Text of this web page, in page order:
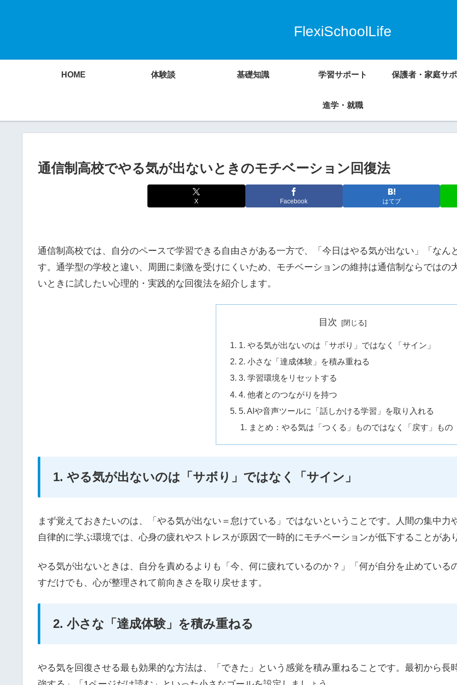
FlexiSchoolLife
HOME 体験談 基礎知識 学習サポート 保護者・家庭サ
進学・就職
通信制高校でやる気が出ないときのモチベーション回復法
X Facebook はてブ
通信制高校では、自分のペースで学習できる自由さがある一方で、「今日はやる気が出ない」「な
す。通学型の学校と違い、周囲に刺激を受けにくいため、モチベーションの維持は通信制ならでは
いときに試したい心理的・実践的な回復法を紹介します。
目次
1. やる気が出ないのは「サボり」ではなく「サイン」
2. 小さな「達成体験」を積み重ねる
3. 学習環境をリセットする
4. 他者とのつながりを持つ
5. AIや音声ツールに「話しかける学習」を取り入れる
まとめ：やる気は「つくる」ものではなく「戻す」もの
1. やる気が出ないのは「サボり」ではなく「サイン」
まず覚えておきたいのは、「やる気が出ない＝怠けている」ではないということです。人間の集中
自律的に学ぶ環境では、心身の疲れやストレスが原因で一時的にモチベーションが低下することがあ
やる気が出ないときは、自分を責めるよりも「今、何に疲れているのか？」「何が自分を止めてい
すだけでも、心が整理されて前向きさを取り戻せます。
2. 小さな「達成体験」を積み重ねる
やる気を回復させる最も効果的な方法は、「できた」という感覚を積み重ねることです。最初から